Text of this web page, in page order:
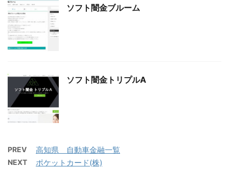
ソフト闇金ブルーム
ソフト闇金トリプルA
PREV 高知県 自動車金融一覧
NEXT ポケットカード(株)